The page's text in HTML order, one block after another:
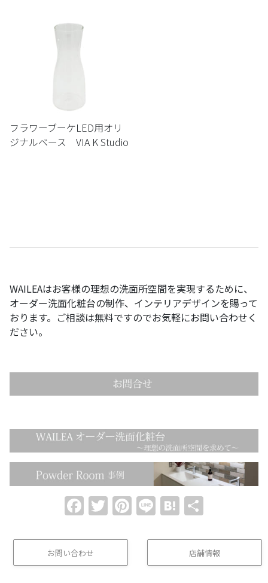
フラワーブーケLED用オリ
ジナルベース VIA K Studio
WAILEAはお客様の理想の洗面所空間を実現するために、
オーダー洗面化粧台の制作、インテリアデザインを賜って
おります。ご相談は無料ですのでお気軽にお問い合わせく
ださい。
Facebook
Twitter
Pinterest
LineHatena
お問い合わせ 店舗情報